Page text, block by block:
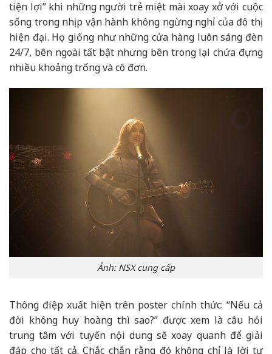
tiện lợi” khi những người trẻ miệt mài xoay xở với cuộc
sống trong nhịp vận hành không ngừng nghỉ của đô thị
hiện đại. Họ giống như những cửa hàng luôn sáng đèn
24/7, bên ngoài tất bật nhưng bên trong lại chứa đựng
nhiều khoảng trống và cô đơn.
Ảnh: NSX cung cấp
Thông điệp xuất hiện trên poster chính thức: “Nếu cả
đời không huy hoàng thì sao?” được xem là câu hỏi
trung tâm với tuyến nội dung sẽ xoay quanh để giải
đáp cho tất cả. Chắc chắn rằng đó không chỉ là lời tự